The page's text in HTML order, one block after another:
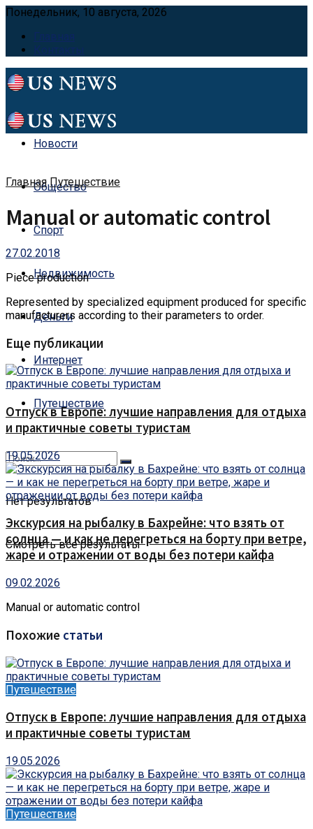
Понедельник, 10 августа, 2026
Главная
Контакты
Новости
Общество
Спорт
Недвижимость
Деньги
Интернет
Путешествие
Нет результатов
Смотреть все результаты
Главная Путешествие
Manual or automatic control
27.02.2018
Piece production
Represented by specialized equipment produced for specific
manufacturers according to their parameters to order.
Еще публикации
Отпуск в Европе: лучшие направления для отдыха
и практичные советы туристам
19.05.2026
Экскурсия на рыбалку в Бахрейне: что взять от
солнца — и как не перегреться на борту при ветре,
жаре и отражении от воды без потери кайфа
09.02.2026
Manual or automatic control
Похожие статьи
Путешествие
Отпуск в Европе: лучшие направления для отдыха
и практичные советы туристам
19.05.2026
Путешествие